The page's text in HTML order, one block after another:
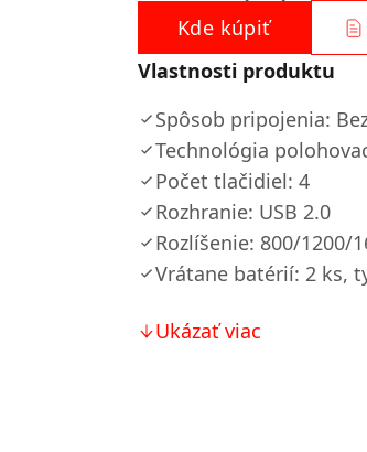
Kde kúpiť
Vlastnosti produktu
Spôsob pripojenia:
Technológia
Počet tlačidiel: 4
Rozhranie: USB 2.0
Rozlíšenie: 800/1200/
Vrátane batérií: 2 ks,
Ukázať viac